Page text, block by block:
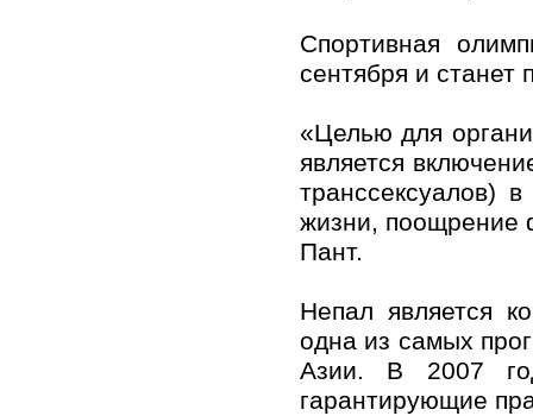
Спортивная
сентября и станет
«Целью для
является
транссексуалов)
жизни, поощрение
Пант.
Непал является
одна из самых
Азии. В 2007
гарантирующие